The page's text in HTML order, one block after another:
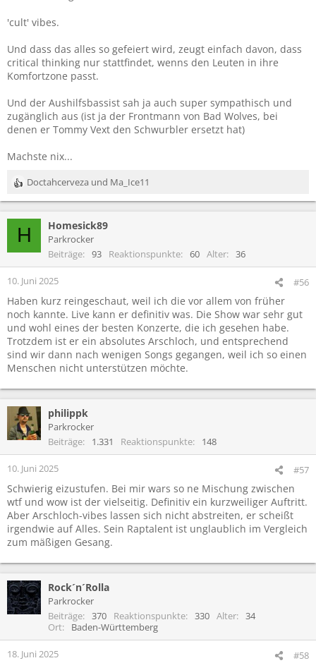
'cult' vibes.
Und dass das alles so gefeiert wird, zeugt einfach davon, dass
critical thinking nur stattfindet, wenns den Leuten in ihre
Komfortzone passt.
Und der Aushilfsbassist sah ja auch super sympathisch und
zugänglich aus (ist ja der Frontmann von Bad Wolves, bei
denen er Tommy Vext den Schwurbler ersetzt hat)
Machste nix...
R
e
i
n
n
:
Doctahcerveza und Ma_Ice11
H Homesick89
Parkrocker
Beiträge
93 Reaktionspunkte 60 Alter 36
10. Juni 2025 #56
Haben kurz reingeschaut, weil ich die vor allem von früher
noch kannte. Live kann er definitiv was. Die Show war sehr gut
und wohl eines der besten Konzerte, die ich gesehen habe.
Trotzdem ist er ein absolutes Arschloch, und entsprechend
sind wir dann nach wenigen Songs gegangen, weil ich so einen
Menschen nicht unterstützen möchte.
philippk
Parkrocker
Beiträge
1.331 Reaktionspunkte 148
10. Juni 2025 #57
Schwierig eizustufen. Bei mir wars so ne Mischung zwischen
wtf und wow ist der vielseitig. Definitiv ein kurzweiliger Auftritt.
Aber Arschloch-vibes lassen sich nicht abstreiten, er scheißt
irgendwie auf Alles. Sein Raptalent ist unglaublich im Vergleich
zum mäßigen Gesang.
Rock´n´Rolla
Parkrocker
Beiträge
370 Reaktionspunkte 330 Alter
34
Ort
Baden-Württemberg
18. Juni 2025 #58